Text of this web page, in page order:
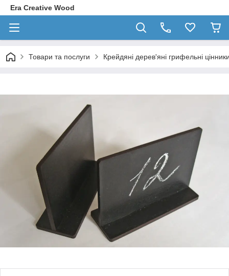
Era Creative Wood
Товари та послуги Крейдяні дерев'яні грифельні